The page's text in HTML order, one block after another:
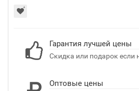
Гарантия лучшей цены
Скидка или подарок если
Оптовые цены